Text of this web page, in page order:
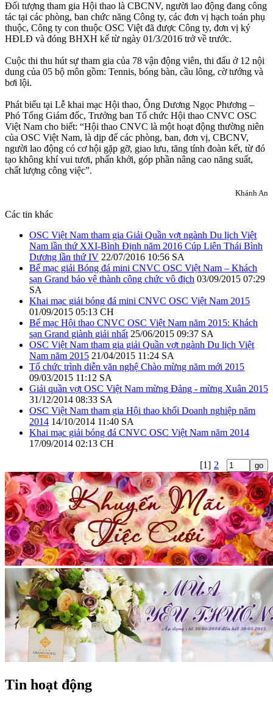
Đối tượng tham gia Hội thao là CBCNV, người lao động đang công
tác tại các phòng, ban chức năng Công ty, các đơn vị hạch toán phụ
thuộc, Công ty con thuộc OSC Việt đã được Công ty, đơn vị ký
HĐLĐ và đóng BHXH kể từ ngày 01/3/2016 trở về trước.
Cuộc thi thu hút sự tham gia của 78 vận động viên, thi đấu ở 12 nội
dung của 05 bộ môn gồm: Tennis, bóng bàn, cầu lông, cờ tướng và
bơi lội.
Phát biểu tại Lễ khai mạc Hội thao, Ông Dương Ngọc Phương –
Phó Tổng Giám đốc, Trưởng ban Tổ chức Hội thao CNVC OSC
Việt Nam cho biết: “Hội thao CNVC là một hoạt động thường niên
của OSC Việt Nam, là dịp để các phòng, ban, đơn vị, CBCNV,
người lao động có cơ hội gặp gỡ, giao lưu, tăng tính đoàn kết, từ đó
tạo không khí vui tươi, phấn khởi, góp phần nâng cao năng suất,
chất lượng công việc”.
Khánh An
Các tin khác
OSC Việt Nam tham gia Giải Quần vợt ngành Du lịch Việt
Nam lần thứ XXI-Bình Định năm 2016 Cúp Liên Thái Bình
Dương lần thứ IV 22/07/2016 10:56 SA
Bế mạc giải Bóng đá mini CNVC OSC Việt Nam – Khách
sạn Grand bảo vệ thành công chức vô địch 03/09/2015 07:29
SA
Khai mạc giải bóng đá mini CNVC OSC Việt Nam 2015
01/09/2015 05:13 CH
Bế mạc Hội thao CNVC OSC Việt Nam năm 2015: Khách
sạn Grand giành giải nhất 25/06/2015 09:37 SA
OSC Việt Nam tham gia giải Quần vợt ngành Du lịch Việt
Nam năm 2015 21/04/2015 11:24 SA
Tổ chức trình diễn văn nghệ Chào mừng năm mới 2015
09/03/2015 11:12 SA
Giải quần vợt OSC Việt Nam mừng Đảng - mừng Xuân 2015
31/12/2014 08:33 SA
OSC Việt Nam tham gia Hội thao khối Doanh nghiệp năm
2014 14/10/2014 11:40 SA
Khai mạc giải bóng đá CNVC OSC Việt Nam năm 2014
17/09/2014 02:13 CH
[1] 2
Tin hoạt động